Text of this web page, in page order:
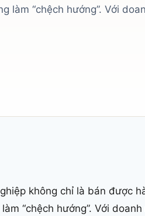
làm “chệch hướng”. Với
không chỉ là bán được
“chệch hướng”. Với